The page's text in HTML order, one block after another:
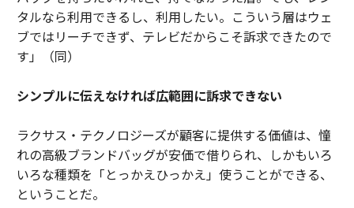
タルなら利用できるし、利用したい。こういう層はウェ
ブではリーチできず、テレビだからこそ訴求できたので
す」（同）
シンプルに伝えなければ広範囲に訴求できない
ラクサス・テクノロジーズが顧客に提供する価値は、憧
れの高級ブランドバッグが安価で借りられ、しかもいろ
いろな種類を「とっかえひっかえ」使うことができる、
ということだ。